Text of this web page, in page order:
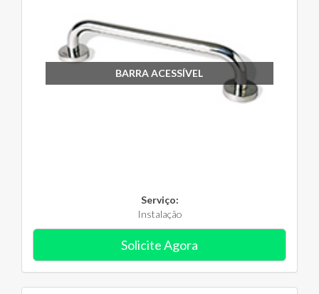
BARRA ACESSÍVEL
Serviço:
Instalação
Solicite Agora